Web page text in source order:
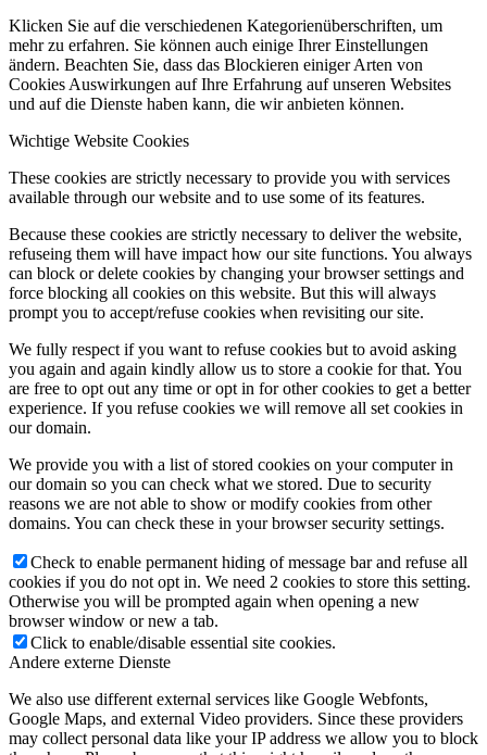
Klicken Sie auf die verschiedenen Kategorienüberschriften, um
mehr zu erfahren. Sie können auch einige Ihrer Einstellungen
ändern. Beachten Sie, dass das Blockieren einiger Arten von
Cookies Auswirkungen auf Ihre Erfahrung auf unseren Websites
und auf die Dienste haben kann, die wir anbieten können.
Wichtige Website Cookies
These cookies are strictly necessary to provide you with services
available through our website and to use some of its features.
Because these cookies are strictly necessary to deliver the website,
refuseing them will have impact how our site functions. You always
can block or delete cookies by changing your browser settings and
force blocking all cookies on this website. But this will always
prompt you to accept/refuse cookies when revisiting our site.
We fully respect if you want to refuse cookies but to avoid asking
you again and again kindly allow us to store a cookie for that. You
are free to opt out any time or opt in for other cookies to get a better
experience. If you refuse cookies we will remove all set cookies in
our domain.
We provide you with a list of stored cookies on your computer in
our domain so you can check what we stored. Due to security
reasons we are not able to show or modify cookies from other
domains. You can check these in your browser security settings.
Check to enable permanent hiding of message bar and refuse all
cookies if you do not opt in. We need 2 cookies to store this setting.
Otherwise you will be prompted again when opening a new
browser window or new a tab.
Click to enable/disable essential site cookies.
Andere externe Dienste
We also use different external services like Google Webfonts,
Google Maps, and external Video providers. Since these providers
may collect personal data like your IP address we allow you to block